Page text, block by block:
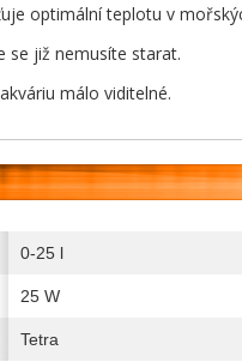
optimální teplotu v
se již nemusíte starat.
málo viditelné.
0-25 l
25 W
Tetra